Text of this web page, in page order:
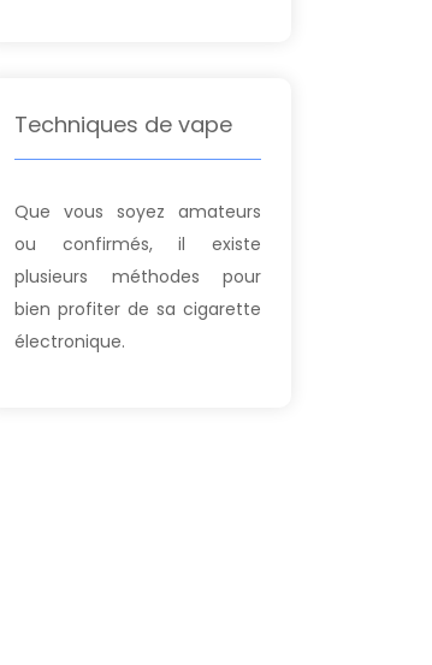
Techniques de vape
Que vous soyez amateurs
ou confirmés, il existe
plusieurs méthodes pour
bien profiter de sa cigarette
électronique.